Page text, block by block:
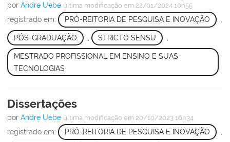
por Andre Uebe última modificação em 22/01/2024 10h55
registrado em: PRÓ-REITORIA DE PESQUISA E INOVAÇÃO ,
PÓS-GRADUAÇÃO STRICTO SENSU
MESTRADO PROFISSIONAL EM ENSINO E SUAS
TECNOLOGIAS
Dissertações
por Andre Uebe última modificação em 20/10/2023 16h34
registrado em: PRÓ-REITORIA DE PESQUISA E INOVAÇÃO ,